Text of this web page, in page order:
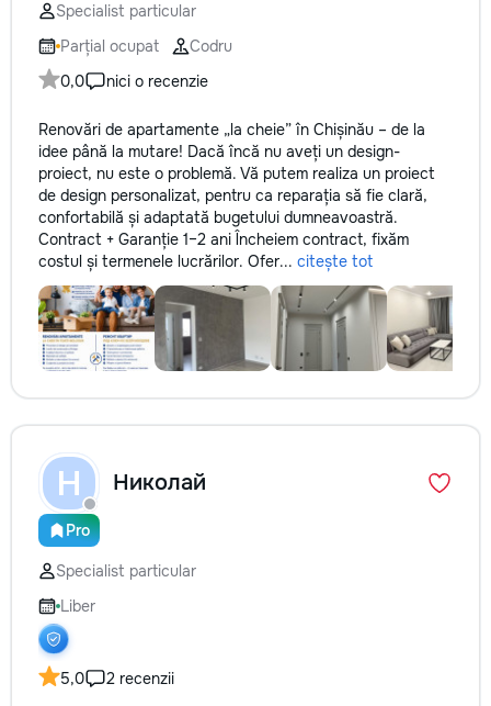
Specialist particular
Parțial ocupat
Codru
0,0
nici o recenzie
Renovări de apartamente „la cheie” în Chișinău – de la
idee până la mutare! Dacă încă nu aveți un design-
proiect, nu este o problemă. Vă putem realiza un proiect
de design personalizat, pentru ca reparația să fie clară,
confortabilă și adaptată bugetului dumneavoastră.
Contract + Garanție 1–2 ani Încheiem contract, fixăm
costul și termenele lucrărilor. Ofer... citește tot
Н
Pro
Николай
Specialist particular
Liber
5,0 2 recenzii